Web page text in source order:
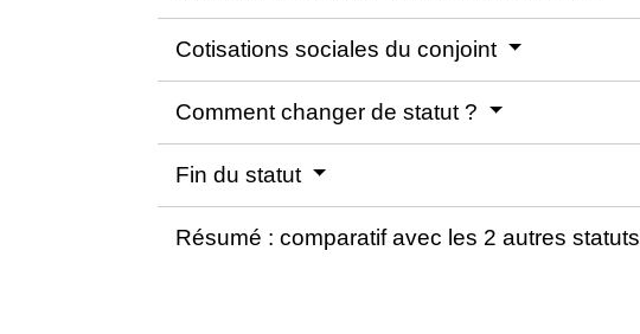
Cotisations sociales du conjoint
Comment changer de statut ?
Fin du statut
Résumé : comparatif avec les 2 autres statuts